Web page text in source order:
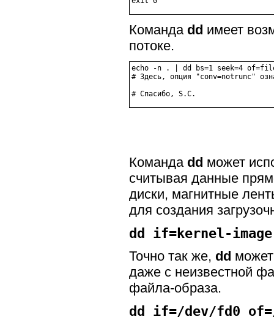
Команда dd имеет
потоке.
echo -n . | dd bs=1 seek=4
# Здесь, опция "conv=notrunc"
Команда dd может
считывая данные
диски, магнитные
для создания
dd if=kernel-
Точно так же, dd
даже с неизвестной
файла-образа.
dd if=/dev/fd0